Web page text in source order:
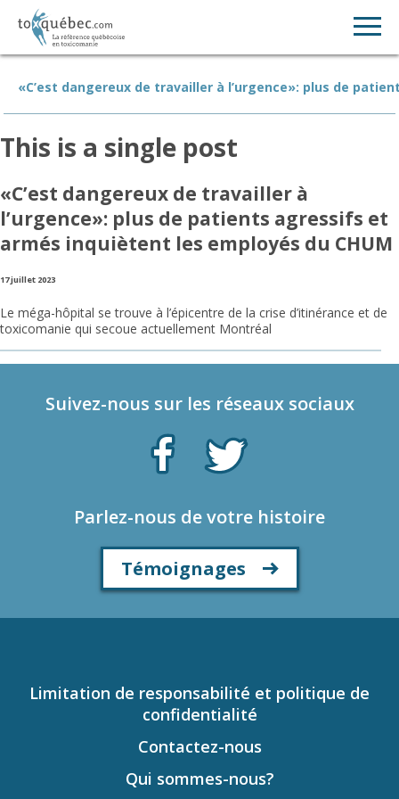
«C’est dangereux de travailler à l’urgence»: plus de
This is a single post
«C’est dangereux de travailler à
l’urgence»: plus de patients agressifs et
armés inquiètent les employés du CHUM
17 juillet 2023
Le méga-hôpital se trouve à l’épicentre de la crise d’itinérance et de
toxicomanie qui secoue actuellement Montréal
Suivez-nous sur les réseaux sociaux
Parlez-nous de votre histoire
Témoignages
Limitation de responsabilité et politique de
confidentialité
Contactez-nous
Qui sommes-nous?